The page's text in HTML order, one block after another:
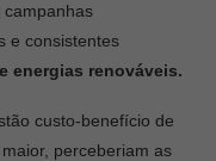
campanhas
e consistentes
energias renováveis.
custo-benefício de
perceberiam as